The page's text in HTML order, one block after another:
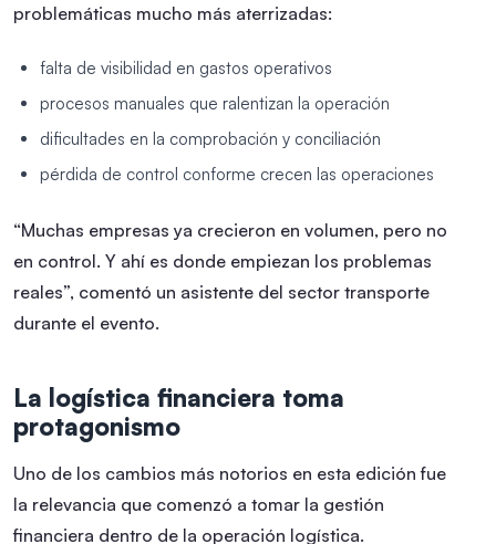
problemáticas mucho más aterrizadas:
falta de visibilidad en gastos operativos
procesos manuales que ralentizan la operación
dificultades en la comprobación y conciliación
pérdida de control conforme crecen las operaciones
“Muchas empresas ya crecieron en volumen, pero no
en control. Y ahí es donde empiezan los problemas
reales”, comentó un asistente del sector transporte
durante el evento.
La logística financiera toma
protagonismo
Uno de los cambios más notorios en esta edición fue
la relevancia que comenzó a tomar la gestión
financiera dentro de la operación logística.